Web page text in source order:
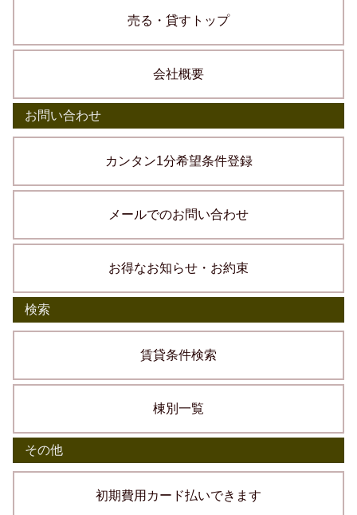
売る・貸すトップ
会社概要
お問い合わせ
カンタン1分希望条件登録
メールでのお問い合わせ
お得なお知らせ・お約束
検索
賃貸条件検索
棟別一覧
その他
初期費用カード払いできます